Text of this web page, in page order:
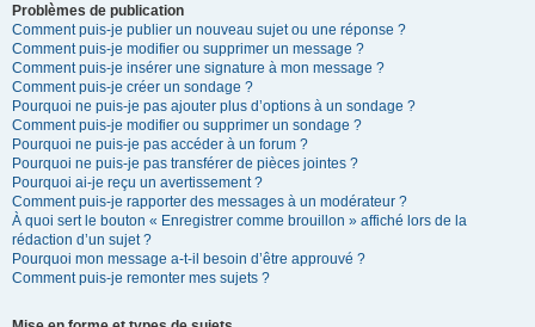
Problèmes de publication
Comment puis-je publier un nouveau sujet ou une réponse ?
Comment puis-je modifier ou supprimer un message ?
Comment puis-je insérer une signature à mon message ?
Comment puis-je créer un sondage ?
Pourquoi ne puis-je pas ajouter plus d’options à un sondage ?
Comment puis-je modifier ou supprimer un sondage ?
Pourquoi ne puis-je pas accéder à un forum ?
Pourquoi ne puis-je pas transférer de pièces jointes ?
Pourquoi ai-je reçu un avertissement ?
Comment puis-je rapporter des messages à un modérateur ?
À quoi sert le bouton « Enregistrer comme brouillon » affiché lors de la
rédaction d’un sujet ?
Pourquoi mon message a-t-il besoin d’être approuvé ?
Comment puis-je remonter mes sujets ?